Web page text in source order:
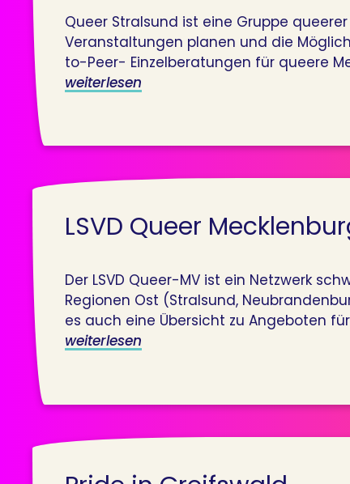
Queer Stralsund ist eine Gruppe
Veranstaltungen planen und die
to-Peer- Einzelberatungen für queere
weiterlesen
LSVD Queer
Der LSVD Queer-MV ist ein Netzwerk
Regionen Ost (Stralsund,
es auch eine Übersicht zu Angeboten
weiterlesen